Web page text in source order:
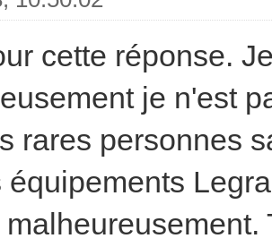
cette réponse.
je n'est
rares personnes
équipements